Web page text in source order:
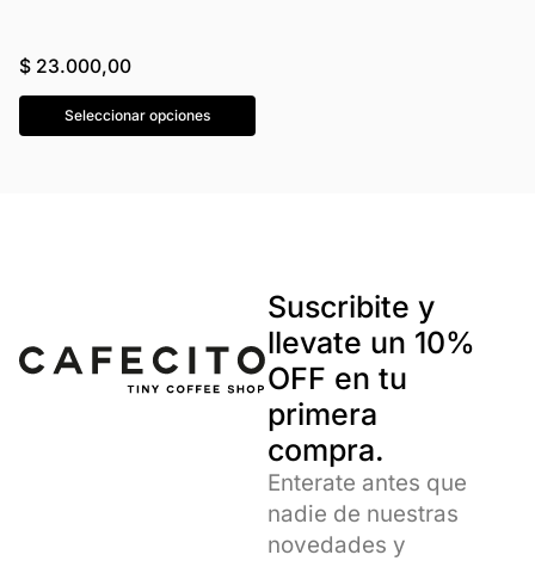
$ 23.000,00
Seleccionar opciones
Suscribite y
llevate un 10%
OFF en tu
primera
compra.
Enterate antes que
nadie de nuestras
novedades y